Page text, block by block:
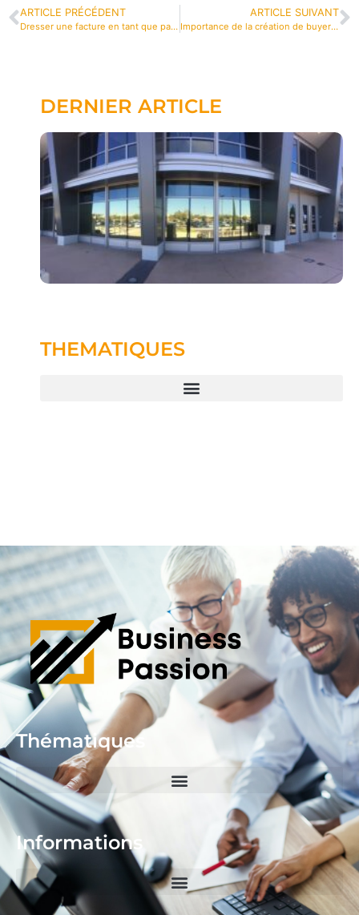
ARTICLE PRÉCÉDENT
Dresser une facture en tant que particulier, est-ce possible ?
ARTICLE SUIVANT
Importance de la création de buyer personas
DERNIER ARTICLE
THEMATIQUES
Thématiques
Informations